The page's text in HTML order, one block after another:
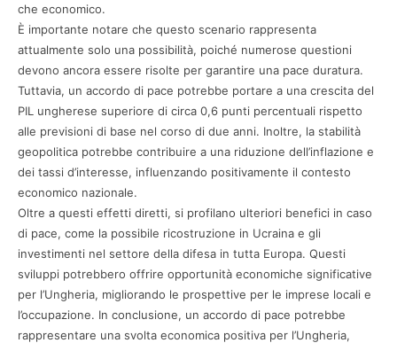
che economico.​
È importante notare che questo scenario rappresenta
attualmente solo una possibilità, poiché numerose questioni
devono ancora essere risolte per garantire una pace duratura.
Tuttavia, un accordo di pace potrebbe portare a una crescita del
PIL ungherese superiore di circa 0,6 punti percentuali rispetto
alle previsioni di base nel corso di due anni. Inoltre, la stabilità
geopolitica potrebbe contribuire a una riduzione dell’inflazione e
dei tassi d’interesse, influenzando positivamente il contesto
economico nazionale.​
Oltre a questi effetti diretti, si profilano ulteriori benefici in caso
di pace, come la possibile ricostruzione in Ucraina e gli
investimenti nel settore della difesa in tutta Europa. Questi
sviluppi potrebbero offrire opportunità economiche significative
per l’Ungheria, migliorando le prospettive per le imprese locali e
l’occupazione. In conclusione, un accordo di pace potrebbe
rappresentare una svolta economica positiva per l’Ungheria,